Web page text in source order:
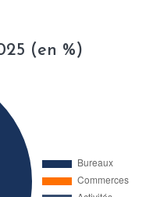
(en %)